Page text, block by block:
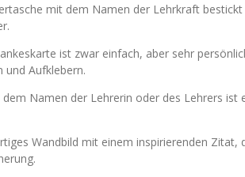
mit dem Namen der Lehrkraft
ist zwar einfach, aber sehr
und Aufklebern.
Namen der Lehrerin oder des Lehrers ist
Wandbild mit einem inspirierenden